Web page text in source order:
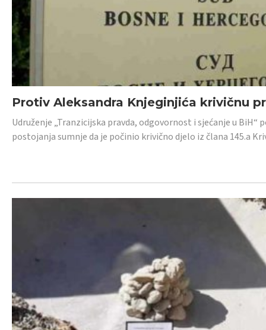
Protiv Aleksandra Knjeginjića krivičnu
Udruženje „Tranzicijska pravda, odgovornost i sjećanje u
postojanja sumnje da je počinio krivično djelo iz člana 145.a